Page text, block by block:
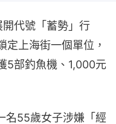
代號「蓄勢」行
定上海街一個單位，
5部釣魚機、1,000元
名55歲女子涉嫌「經